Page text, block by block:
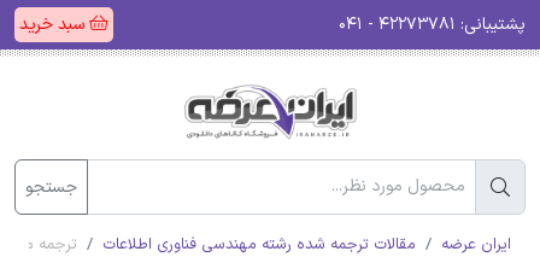
پشتیبانی: سبد خرید
جستجو
ایران عرضه مقالات ترجمه شده رشته مهندسی فناوری اطلاعات ترجمه